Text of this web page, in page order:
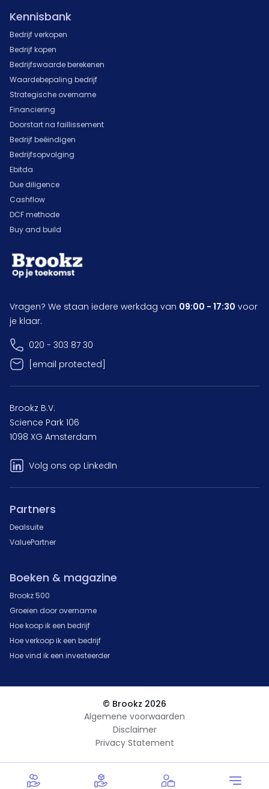
Kennisbank
Bedrijf verkopen
Bedrijf kopen
Bedrijfswaarde berekenen
Waardebepaling bedrijf
Strategische overname
Financiering
Doorstart na faillissement
Bedrijf beëindigen
Bedrijfsopvolging
Ebitda
Due diligence
Cashflow
DCF methode
Buy and build
Vragen? We staan iedere werkdag van 09:00 - 17:30 voor
je klaar.
020 - 303 87 30
[email protected]
Brookz B.V.
Science Park 106
1098 XG Amsterdam
Volg ons op LinkedIn
Partners
Dealsuite
ValuePartner
Boeken & magazine
Brookz 500
Groeien door overname
Hoe koop ik een bedrijf
Hoe verkoop ik een bedrijf
Hoe vind ik een investeerder
© Brookz 2026
Algemene voorwaarden
Disclaimer
Privacy Statement